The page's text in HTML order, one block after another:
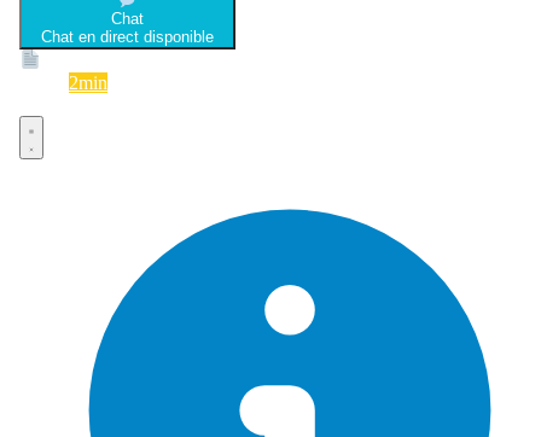
Chat
Chat en direct disponible
2min